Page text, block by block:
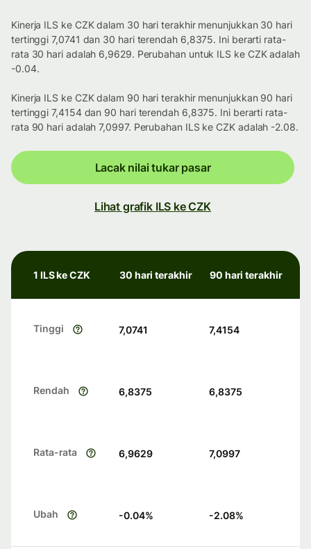
Kinerja ILS ke CZK dalam 30 hari terakhir menunjukkan 30 hari
tertinggi 7,0741 dan 30 hari terendah 6,8375. Ini berarti rata-
rata 30 hari adalah 6,9629. Perubahan untuk ILS ke CZK adalah
-0.04.
Kinerja ILS ke CZK dalam 90 hari terakhir menunjukkan 90 hari
tertinggi 7,4154 dan 90 hari terendah 6,8375. Ini berarti rata-
rata 90 hari adalah 7,0997. Perubahan ILS ke CZK adalah -2.08.
Lacak nilai tukar pasar
Lihat grafik ILS ke CZK
1 ILS ke CZK 30 hari terakhir 90 hari terakhir
Tinggi 7,0741 7,4154
Rendah 6,8375 6,8375
Rata-rata 6,9629 7,0997
Ubah -0.04% -2.08%